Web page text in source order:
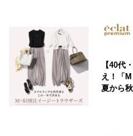
【40代
え！「
夏から